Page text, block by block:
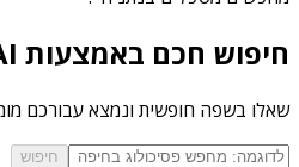
חיפוש חכם באמצעות AI
שאלו בשפה חופשית ונמצא עבורכם
חיפוש